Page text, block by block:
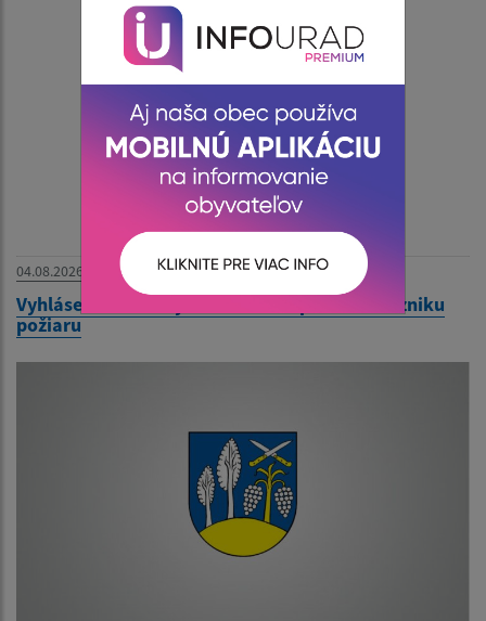
04.08.2026
Vyhlásenie času zvýšeného nebezpečenstva vzniku
požiaru